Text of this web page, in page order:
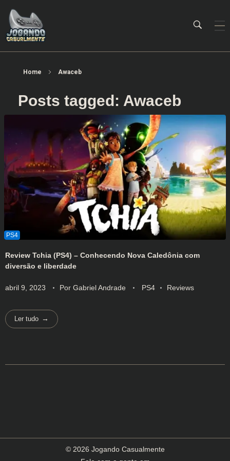
Home Awaceb
Posts tagged: Awaceb
Review Tchia (PS4) – Conhecendo Nova Caledônia com
diversão e liberdade
abril 9, 2023 Por Gabriel Andrade PS4 Reviews
Ler tudo
© 2026 Jogando Casualmente